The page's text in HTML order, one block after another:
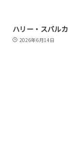
ハリー・スバルカ
2026年6月14日